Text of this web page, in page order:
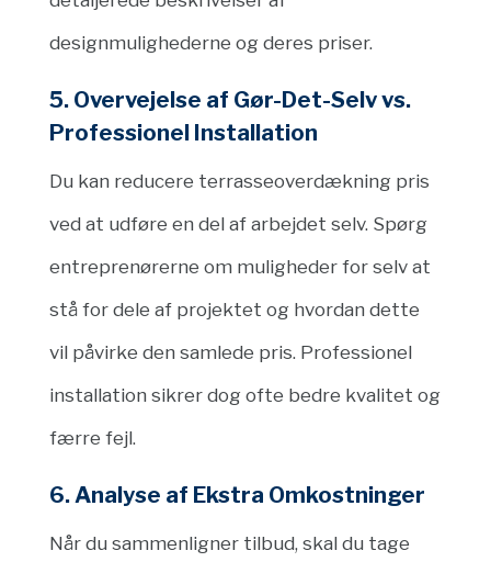
designmulighederne og deres priser.
5. Overvejelse af Gør-Det-Selv vs.
Professionel Installation
Du kan reducere terrasseoverdækning pris
ved at udføre en del af arbejdet selv. Spørg
entreprenørerne om muligheder for selv at
stå for dele af projektet og hvordan dette
vil påvirke den samlede pris. Professionel
installation sikrer dog ofte bedre kvalitet og
færre fejl.
6. Analyse af Ekstra Omkostninger
Når du sammenligner tilbud, skal du tage